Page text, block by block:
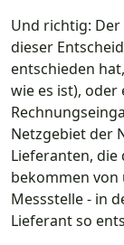
Und richtig:
dieser
entschieden
wie es ist),
Netzgebiet der
Lieferanten, die
bekommen von
Messstelle - in
Lieferant so